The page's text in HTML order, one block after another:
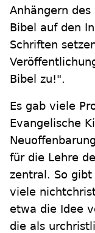
Anhängern
Bibel auf den
Schriften
Bibel zu!".
Es gab viele
Evangelische
für die Lehre
zentral. So
viele
etwa die Idee
die als